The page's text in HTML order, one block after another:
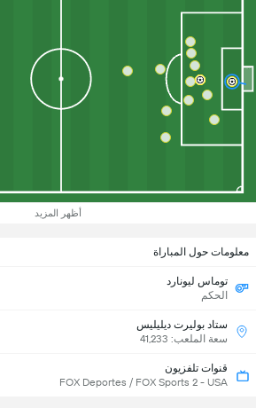
أظهر المزيد
معلومات حول المباراة
توماس ليونارد
الحكم
ستاد بوليرت ديليليس
سعة الملعب: 41,233
قنوات تلفزيون
FOX Deportes / FOX Sports 2 - USA